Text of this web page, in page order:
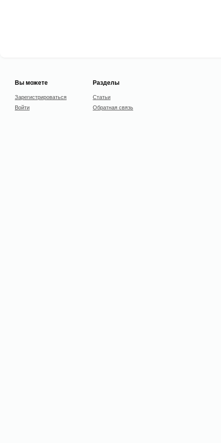
Вы можете
Зарегистрироваться
Войти
Разделы
Статьи
Обратная связь